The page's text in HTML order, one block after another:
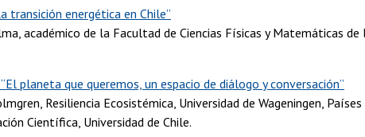
transición energética en Chile”
académico de la Facultad de Ciencias Físicas y Matemáticas de
planeta que queremos, un espacio de diálogo y conversación”
Resiliencia Ecosistémica, Universidad de Wageningen,
Científica, Universidad de Chile.